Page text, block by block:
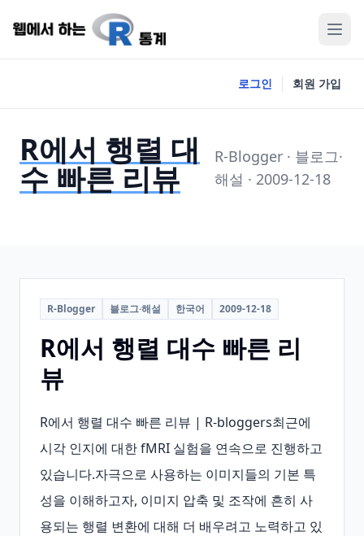
로그인 회원 가입
R에서 행렬 대
수 빠른 리뷰
R-Blogger · 블로그·
해설 · 2009-12-18
R-Blogger 블로그·해설 한국어 2009-12-18
R에서 행렬 대수 빠른 리
뷰
R에서 행렬 대수 빠른 리뷰 | R-bloggers최근에
시각 인지에 대한 fMRI 실험을 연속으로 진행하고
있습니다.자극으로 사용하는 이미지들의 기본 특
성을 이해하고자, 이미지 압축 및 조작에 흔히 사
용되는 행렬 변환에 대해 더 배우려고 노력하고 있